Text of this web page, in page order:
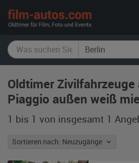
Oldtimer
Piaggio außen weiß
1 bis 1 von insgesamt 1
Sortieren nach: Neuzugänge